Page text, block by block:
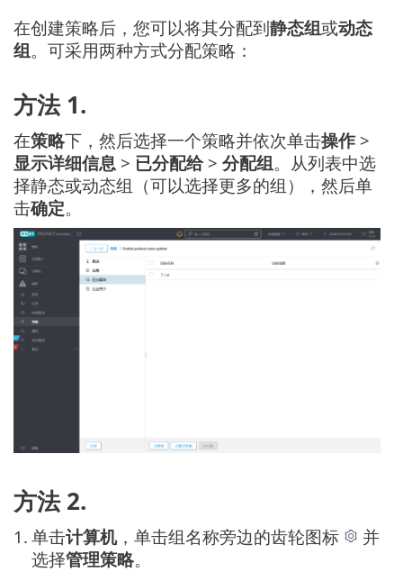
在创建策略后，您可以将其分配到静态组或动态
组。可采用两种方式分配策略：
方法 1.
在策略下，然后选择一个策略并依次单击操作 >
显示详细信息 > 已分配给> 分配组。从列表中选
择静态或动态组（可以选择更多的组），然后单
击确定。
方法 2.
1. 单击计算机，单击组名称旁边的齿轮图标
并
选择管理策略。